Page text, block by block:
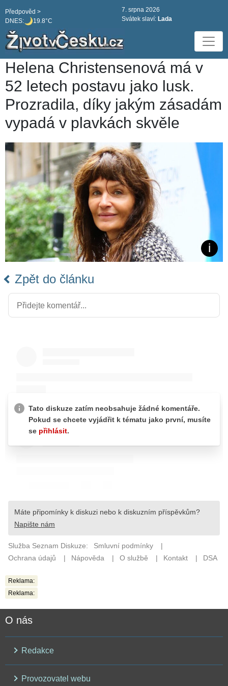
DNES: 19.8°C
Předpověd >
7. srpna 2026
Svátek slaví: Lada
Helena Christensenová má v
52 letech postavu jako lusk.
Prozradila, díky jakým zásadám
vypadá v plavkách skvěle
Zpět do článku
Reklama:
Reklama:
O nás
Redakce
Provozovatel webu